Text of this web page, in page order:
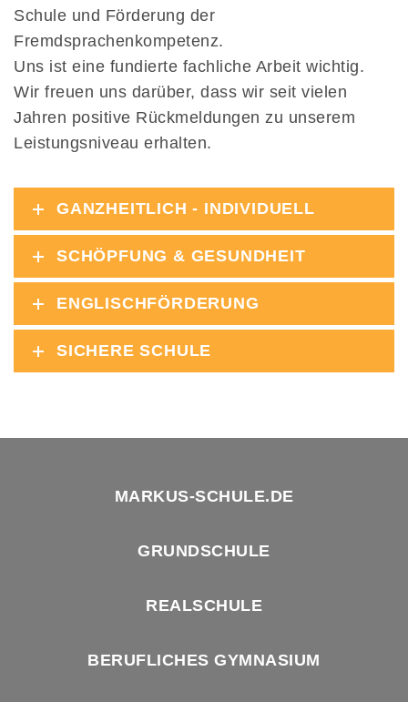
Schule und Förderung der
Fremdsprachenkompetenz.
Uns ist eine fundierte fachliche Arbeit wichtig.
Wir freuen uns darüber, dass wir seit vielen
Jahren positive Rückmeldungen zu unserem
Leistungsniveau erhalten.
GANZHEITLICH - INDIVIDUELL
SCHÖPFUNG & GESUNDHEIT
ENGLISCHFÖRDERUNG
SICHERE SCHULE
MARKUS-SCHULE.DE
GRUNDSCHULE
REALSCHULE
BERUFLICHES GYMNASIUM